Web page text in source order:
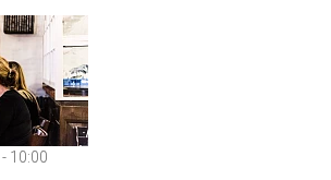
10:00